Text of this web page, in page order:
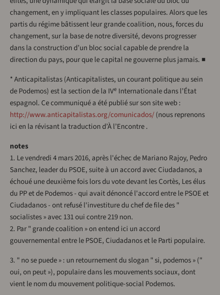
changement, en y impliquant les classes populaires. Alors que les
partis du régime bâtissent leur grande coalition, nous, forces du
changement, sur la base de notre diversité, devons progresser
dans la construction d’un bloc social capable de prendre la
direction du pays, pour que le capital ne gouverne plus jamais. ■
* Anticapitalistas (Anticapitalistes, un courant politique au sein
de Podemos) est la section de la IVe Internationale dans l’État
espagnol. Ce communiqué a été publié sur son site web :
http://www.anticapitalistas.org/comunicados/(nous reprenons
ici en la révisant la traduction d’À l’Encontre .
notes
1. Le vendredi 4 mars 2016, après l'échec de Mariano Rajoy, Pedro
Sanchez, leader du PSOE, suite à un accord avec Ciudadanos, a
échoué une deuxième fois lors du vote devant les Cortès, Les élus
du PP et de Podemos - qui avait dénoncé l'accord entre le PSOE et
Ciudadanos - ont refusé l'investiture du chef de file des "
socialistes » avec 131 oui contre 219 non.
2. Par " grande coalition » on entend ici un accord
gouvernemental entre le PSOE, Ciudadanos et le Parti populaire.
3. " no se puede » : un retournement du slogan " si, podemos » ("
oui, on peut »), populaire dans les mouvements sociaux, dont
vient le nom du mouvement politique-social Podemos.